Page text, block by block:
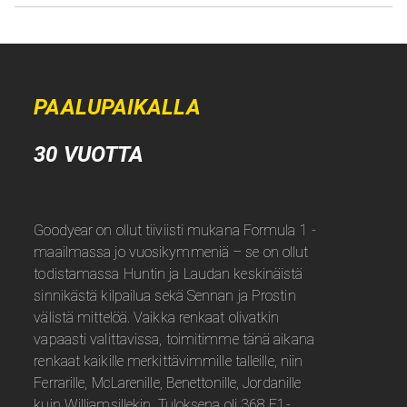
PAALUPAIKALLA
30 VUOTTA
Goodyear on ollut tiiviisti mukana Formula 1 -
maailmassa jo vuosikymmeniä – se on ollut
todistamassa Huntin ja Laudan keskinäistä
sinnikästä kilpailua sekä Sennan ja Prostin
välistä mittelöä. Vaikka renkaat olivatkin
vapaasti valittavissa, toimitimme tänä aikana
renkaat kaikille merkittävimmille talleille, niin
Ferrarille, McLarenille, Benettonille, Jordanille